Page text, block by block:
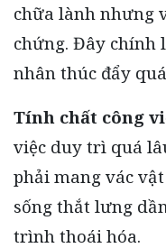
chữa lành nhưng
chứng. Đây chính
nhân thúc đẩy
Tính chất công
việc duy trì quá
phải mang vác
sống thắt lưng
trình thoái hóa.